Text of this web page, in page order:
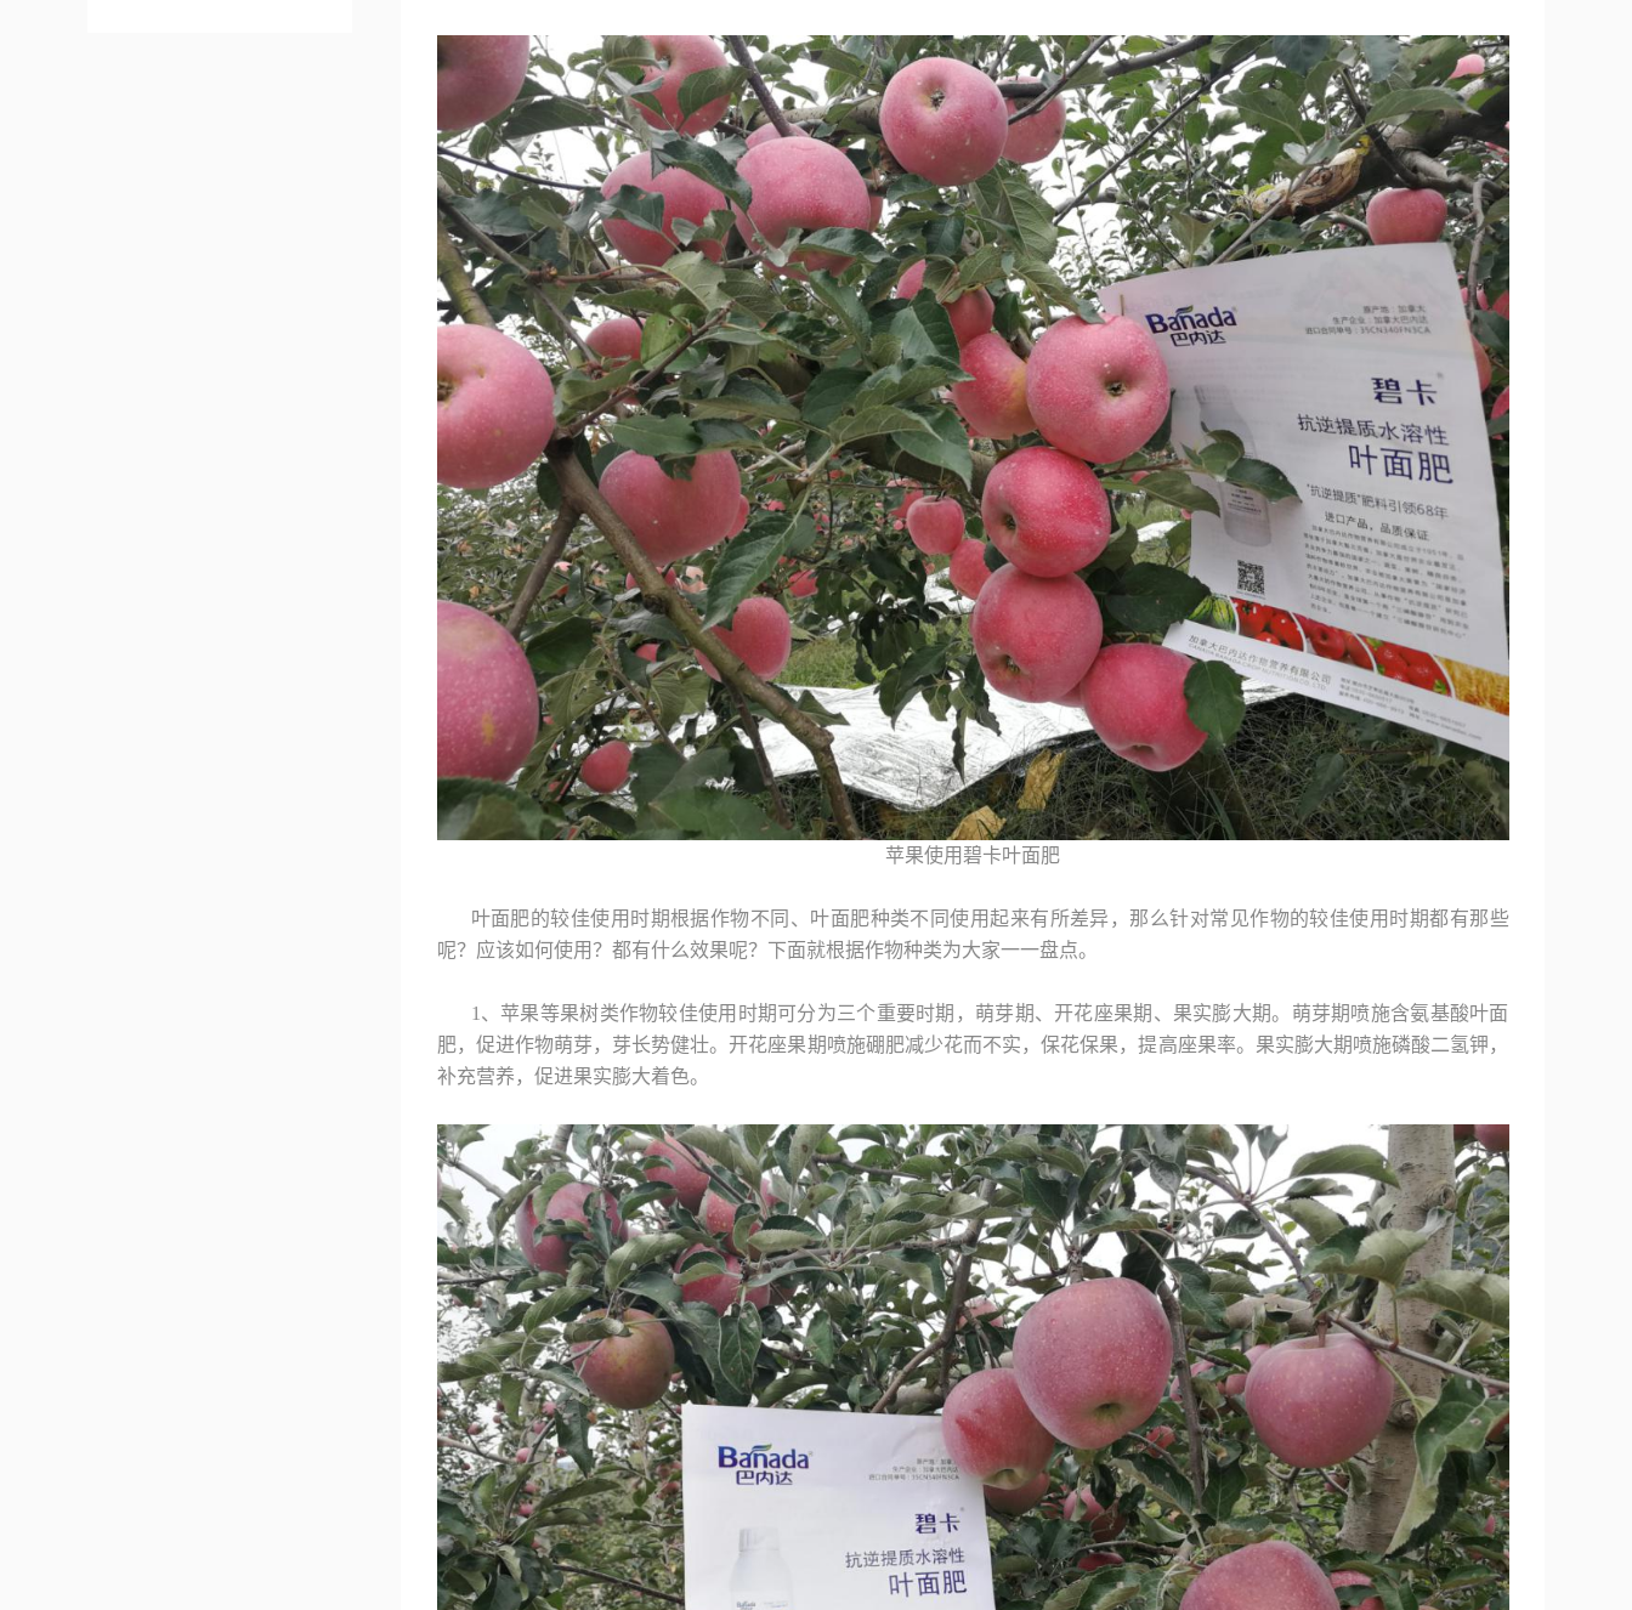
苹果使用碧卡叶面肥
叶面肥的较佳使用时期根据作物不同、叶面肥种类不同使用起来有所差异，那么针对常见作物的较佳使用时期都有那些
呢？应该如何使用？都有什么效果呢？下面就根据作物种类为大家一一盘点。
1、苹果等果树类作物较佳使用时期可分为三个重要时期，萌芽期、开花座果期、果实膨大期。萌芽期喷施含氨基酸叶面
肥，促进作物萌芽，芽长势健壮。开花座果期喷施硼肥减少花而不实，保花保果，提高座果率。果实膨大期喷施磷酸二氢钾，
补充营养，促进果实膨大着色。